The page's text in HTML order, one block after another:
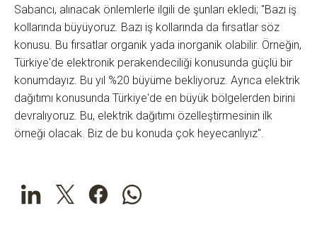
Sabancı, alınacak önlemlerle ilgili de şunları ekledi; "Bazı iş
kollarında büyüyoruz. Bazı iş kollarında da fırsatlar söz
konusu. Bu fırsatlar organik yada inorganik olabilir. Örneğin,
Türkiye'de elektronik perakendeciliği konusunda güçlü bir
konumdayız. Bu yıl %20 büyüme bekliyoruz. Ayrıca elektrik
dağıtımı konusunda Türkiye'de en büyük bölgelerden birini
devralıyoruz. Bu, elektrik dağıtımı özelleştirmesinin ilk
örneği olacak. Biz de bu konuda çok heyecanlıyız".